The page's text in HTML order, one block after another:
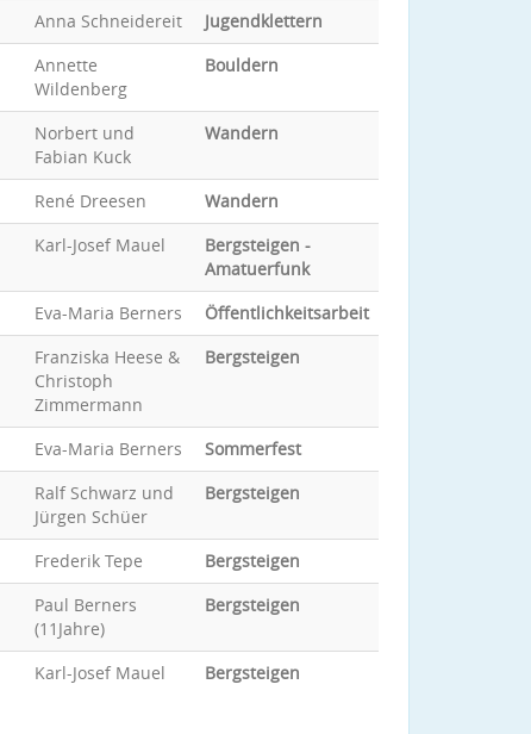
Anna Schneidereit
Jugendklettern
Annette
Wildenberg
Bouldern
Norbert und
Fabian Kuck
Wandern
René Dreesen
Wandern
Karl-Josef Mauel
Bergsteigen -
Amatuerfunk
Eva-Maria Berners
Öffentlichkeitsarbeit
Franziska Heese &
Christoph
Zimmermann
Bergsteigen
Eva-Maria Berners
Sommerfest
Ralf Schwarz und
Jürgen Schüer
Bergsteigen
Frederik Tepe
Bergsteigen
Paul Berners
(11Jahre)
Bergsteigen
Karl-Josef Mauel Bergsteigen